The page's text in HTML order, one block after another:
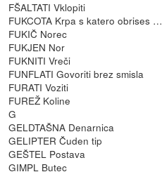
FŠALTATI Vklopiti
FUKCOTA Krpa s katero obrises …
FUKIČ Norec
FUKJEN Nor
FUKNITI Vreči
FUNFLATI Govoriti brez smisla
FURATI Voziti
FUREŽ Koline
G
GELDTAŠNA Denarnica
GELIPTER Čuden tip
GEŠTEL Postava
GIMPL Butec